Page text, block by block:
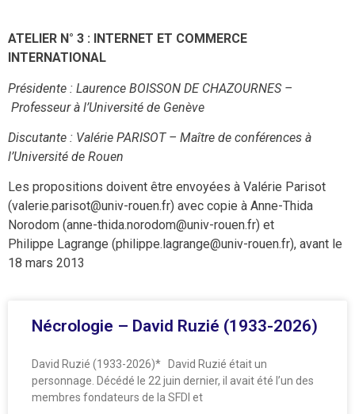
ATELIER N° 3 : INTERNET ET COMMERCE
INTERNATIONAL
Présidente : Laurence BOISSON DE CHAZOURNES –
Professeur à l’Université de Genève
Discutante : Valérie PARISOT – Maître de conférences à
l’Université de Rouen
Les propositions doivent être envoyées à Valérie Parisot
(valerie.parisot@univ-rouen.fr) avec copie à Anne-Thida
Norodom (anne-thida.norodom@univ-rouen.fr) et
Philippe Lagrange (philippe.lagrange@univ-rouen.fr), avant le
18 mars 2013
Nécrologie – David Ruzié (1933-2026)
David Ruzié (1933-2026)* David Ruzié était un
personnage. Décédé le 22 juin dernier, il avait été l’un des
membres fondateurs de la SFDI et